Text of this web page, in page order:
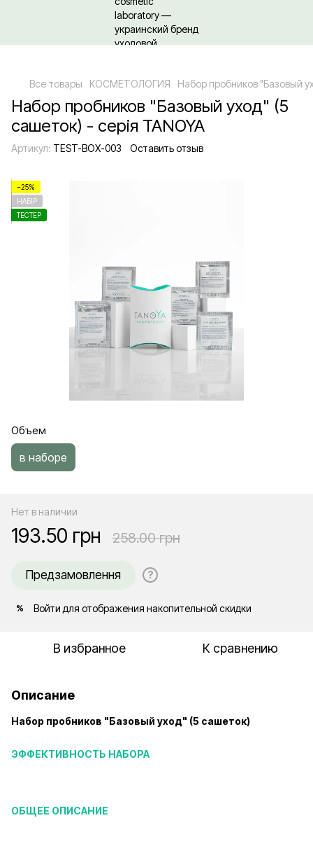
Все товары КОСМЕТОЛОГИЯ Набор пробников "Базовый
Набор пробников "Базовый уход" (5
сашеток) - серія TANOYA
Артикул: TEST-BOX-003 Оставить отзыв
−25%
НАБІР
ТЕСТЕР
Объем
в наборе
Нет в наличии
193.50 грн 258.00 грн
Предзамовлення ?
% Войти для отображения накопительной скидки
В избранное К сравнению
Описание
Набор пробников "Базовый уход" (5 сашеток)
ЭФФЕКТИВНОСТЬ НАБОРА
ОБЩЕЕ ОПИСАНИЕ